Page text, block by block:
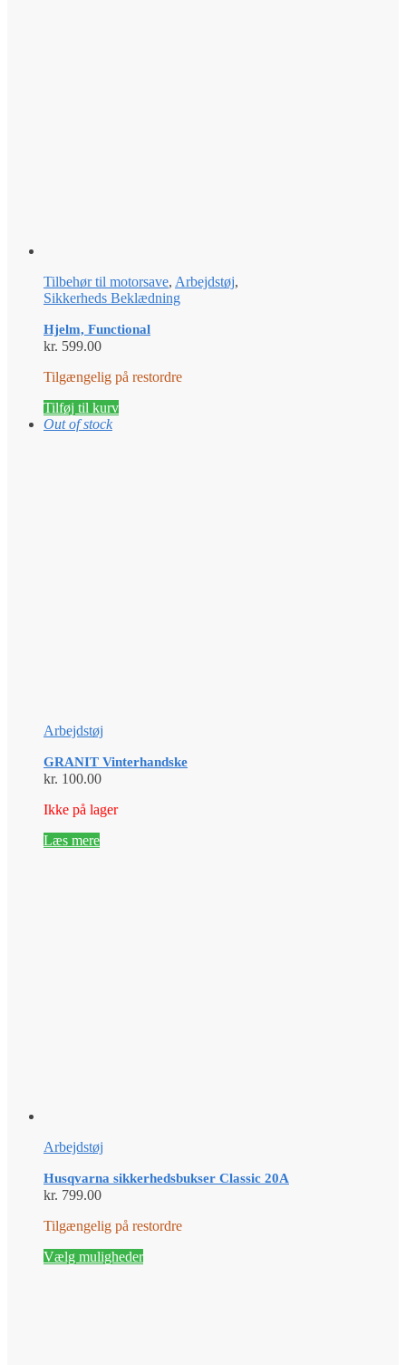
Tilbehør til motorsave, Arbejdstøj,
Sikkerheds Beklædning
Hjelm, Functional
kr. 599.00
Tilgængelig på restordre
Tilføj til kurv
Out of stock
Arbejdstøj
GRANIT Vinterhandske
kr. 100.00
Ikke på lager
Læs mere
Arbejdstøj
Husqvarna sikkerhedsbukser Classic 20A
kr. 799.00
Tilgængelig på restordre
Vælg mulighederDette